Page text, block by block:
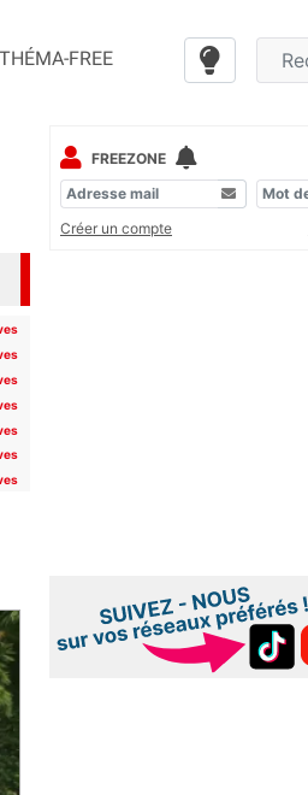
FREE
FREEZONE
Créer un compte